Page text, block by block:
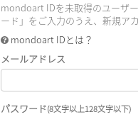
mondoart IDを未取得のユーザ
ード」をご入力のうえ、新規ア
mondoart IDとは？
メールアドレス
パスワード(8文字以上128文字以下)